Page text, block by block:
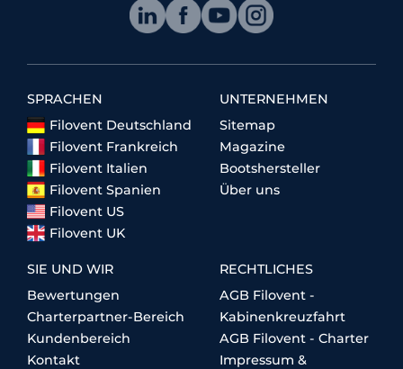
SPRACHEN
Filovent Deutschland
Filovent Frankreich
Filovent Italien
Filovent Spanien
Filovent US
Filovent UK
UNTERNEHMEN
Sitemap
Magazine
Bootshersteller
Über uns
SIE UND WIR
Bewertungen
Charterpartner-Bereich
Kundenbereich
Kontakt
RECHTLICHES
AGB Filovent -
Kabinenkreuzfahrt
AGB Filovent - Charter
Impressum &